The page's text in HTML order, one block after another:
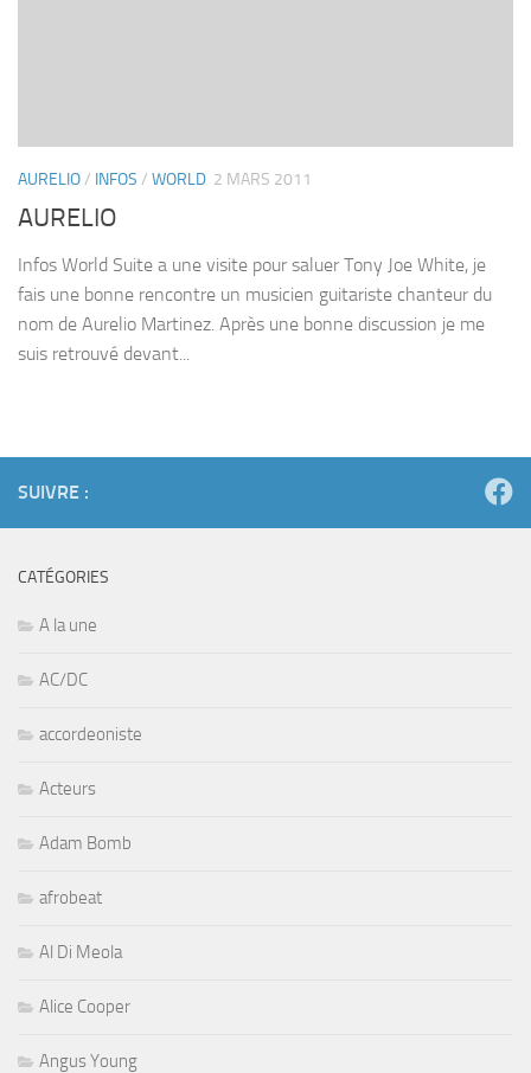
AURELIO/ INFOS / WORLD 2 MARS 2011
AURELIO
Infos World Suite a une visite pour saluer Tony Joe White, je
fais une bonne rencontre un musicien guitariste chanteur du
nom de Aurelio Martinez. Après une bonne discussion je me
suis retrouvé devant...
SUIVRE :
CATÉGORIES
A la une
AC/DC
accordeoniste
Acteurs
Adam Bomb
afrobeat
Al Di Meola
Alice Cooper
Angus Young